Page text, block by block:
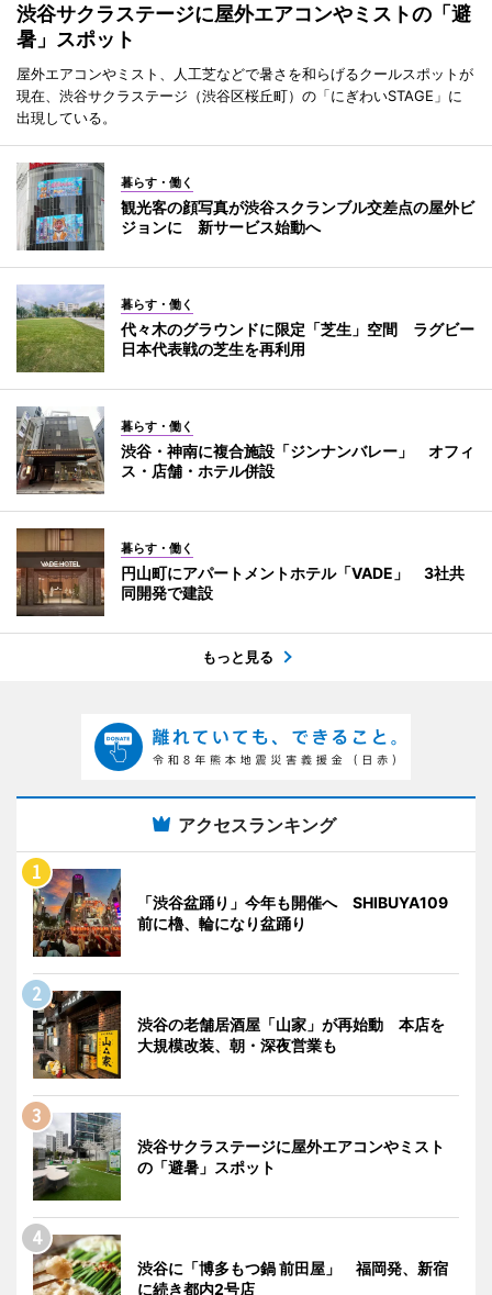
渋谷サクラステージに屋外エアコンやミストの「避
暑」スポット
屋外エアコンやミスト、人工芝などで暑さを和らげるクールスポットが
現在、渋谷サクラステージ（渋谷区桜丘町）の「にぎわいSTAGE」に
出現している。
暮らす・働く
観光客の顔写真が渋谷スクランブル交差点の屋外ビ
ジョンに 新サービス始動へ
暮らす・働く
代々木のグラウンドに限定「芝生」空間 ラグビー
日本代表戦の芝生を再利用
暮らす・働く
渋谷・神南に複合施設「ジンナンバレー」 オフィ
ス・店舗・ホテル併設
暮らす・働く
円山町にアパートメントホテル「VADE」 3社共
同開発で建設
もっと見る
アクセスランキング
「渋谷盆踊り」今年も開催へ SHIBUYA109
前に櫓、輪になり盆踊り
渋谷の老舗居酒屋「山家」が再始動 本店を
大規模改装、朝・深夜営業も
渋谷サクラステージに屋外エアコンやミスト
の「避暑」スポット
渋谷に「博多もつ鍋 前田屋」 福岡発、新宿
に続き都内2号店